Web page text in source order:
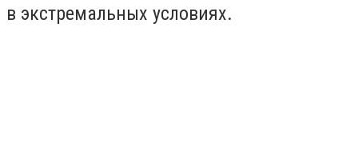
в экстремальных условиях.